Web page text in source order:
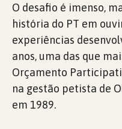
O desafio é imenso,
história do PT em
experiências
anos, uma das que
Orçamento
na gestão petista de
em 1989.